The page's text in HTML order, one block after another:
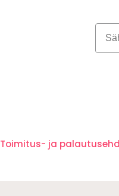
Toimitus- ja